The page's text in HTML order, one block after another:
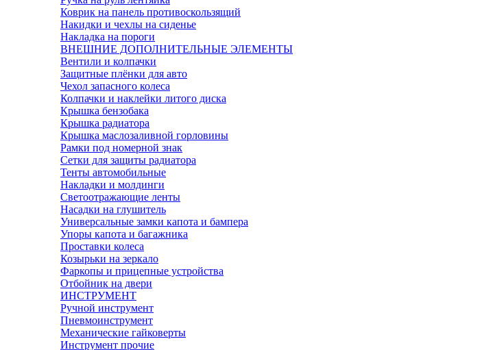
Коврик на панель противоскользящий
Накидки и чехлы на сиденье
Накладка на пороги
ВНЕШНИЕ ДОПОЛНИТЕЛЬНЫЕ ЭЛЕМЕНТЫ
Вентили и колпачки
Защитные плёнки для авто
Чехол запасного колеса
Колпачки и наклейки литого диска
Крышка бензобака
Крышка радиатора
Крышка маслозаливной горловины
Рамки под номерной знак
Сетки для защиты радиатора
Тенты автомобильные
Накладки и молдинги
Светоотражающие ленты
Насадки на глушитель
Универсальные замки капота и бампера
Упоры капота и багажника
Проставки колеса
Козырьки на зеркало
Фаркопы и прицепные устройства
Отбойник на двери
ИНСТРУМЕНТ
Ручной инструмент
Пневмоинструмент
Механические гайковерты
Инструмент прочиe